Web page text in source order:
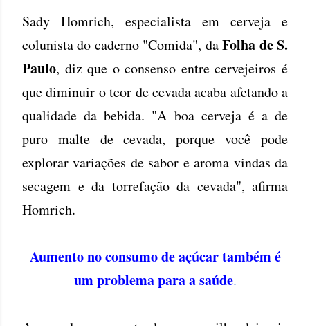
Sady Homrich, especialista em cerveja e
colunista do caderno "Comida", daFolha de S.
Paulo, diz que o consenso entre cervejeiros é
que diminuir o teor de cevada acaba afetando a
qualidade da bebida. "A boa cerveja é a de
puro malte de cevada, porque você pode
explorar variações de sabor e aroma vindas da
secagem e da torrefação da cevada", afirma
Homrich.
Aumento no consumo de açúcar também é
um problema para a saúde.